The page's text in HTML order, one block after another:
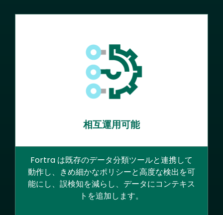
相互運用可能
Fortra は既存のデータ分類ツールと連携して
動作し、きめ細かなポリシーと高度な検出を可
能にし、誤検知を減らし、データにコンテキス
トを追加します。